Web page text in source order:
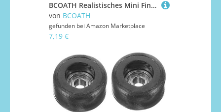
BCOATH Realistisches Mini Finger Bike Modell aus Legierung Mountainbike für Detailreiche Sammler deko für Mountainbike Szenen und Schreibtischdekoration
von BCOATH
gefunden bei Amazon Marketplace
7,19 €